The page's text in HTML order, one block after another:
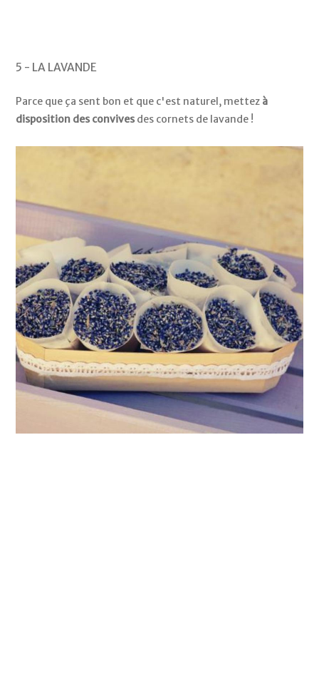
5 - LA LAVANDE
Parce que ça sent bon et que c'est naturel, mettez à
disposition des convives des cornets de lavande !